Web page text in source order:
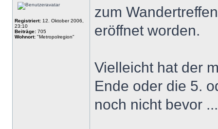
Registriert: 12. Oktober 2006,
23:10
Beiträge: 705
Wohnort: "Metropolregion"
zum
eröffnet worden.
Vielleicht hat der
Ende oder die 5.
noch nicht bevor ...